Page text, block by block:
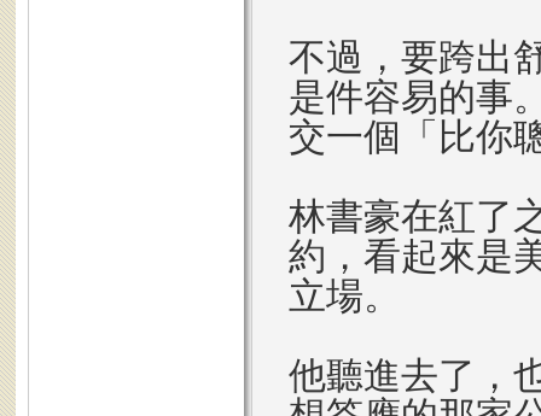
不過，要跨出
是件容易的事
交一個「比你
林書豪在紅了
約，看起來是
立場。
他聽進去了，